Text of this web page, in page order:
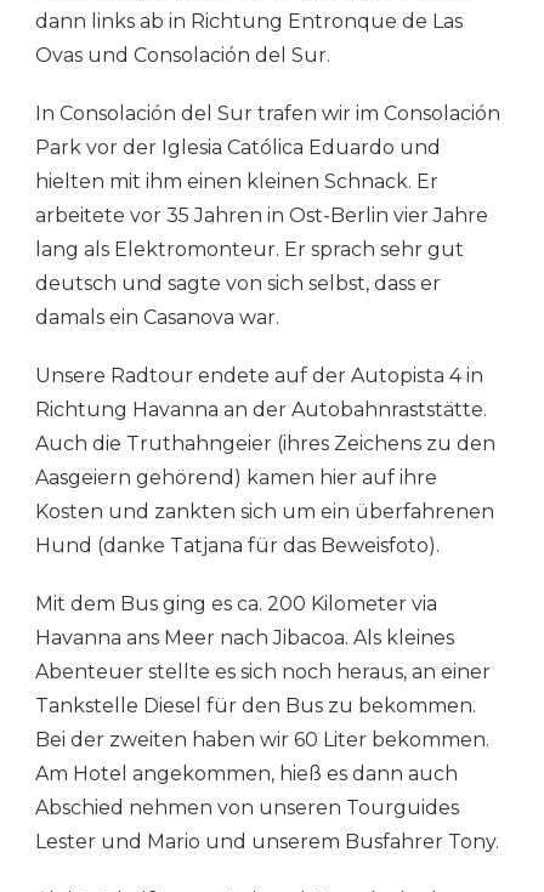
dann links ab in Richtung Entronque de Las
Ovas und Consolación del Sur.
In Consolación del Sur trafen wir im Consolación
Park vor der Iglesia Católica Eduardo und
hielten mit ihm einen kleinen Schnack. Er
arbeitete vor 35 Jahren in Ost-Berlin vier Jahre
lang als Elektromonteur. Er sprach sehr gut
deutsch und sagte von sich selbst, dass er
damals ein Casanova war.
Unsere Radtour endete auf der Autopista 4 in
Richtung Havanna an der Autobahnraststätte.
Auch die Truthahngeier (ihres Zeichens zu den
Aasgeiern gehörend) kamen hier auf ihre
Kosten und zankten sich um ein überfahrenen
Hund (danke Tatjana für das Beweisfoto).
Mit dem Bus ging es ca. 200 Kilometer via
Havanna ans Meer nach Jibacoa. Als kleines
Abenteuer stellte es sich noch heraus, an einer
Tankstelle Diesel für den Bus zu bekommen.
Bei der zweiten haben wir 60 Liter bekommen.
Am Hotel angekommen, hieß es dann auch
Abschied nehmen von unseren Tourguides
Lester und Mario und unserem Busfahrer Tony.